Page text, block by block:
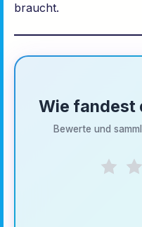
braucht.
Wie fandest
Bewerte und